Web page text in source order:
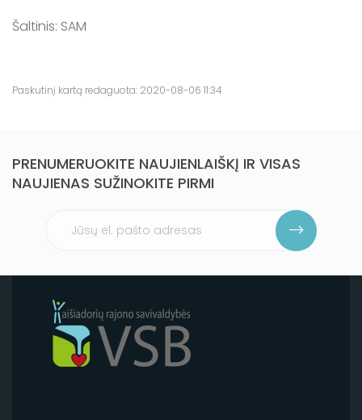
Šaltinis: SAM
Paskutinį kartą redaguota: 2020-08-06 11:34
PRENUMERUOKITE NAUJIENLAIŠKĮ IR VISAS
NAUJIENAS SUŽINOKITE PIRMI